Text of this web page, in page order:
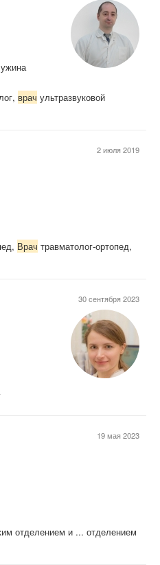
врач ультразвуковой
2 июля 2019
Врач травматолог-ортопед,
30 сентября 2023
19 мая 2023
отделением и ... отделением